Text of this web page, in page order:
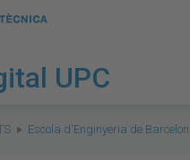
UPC
Escola d'Enginyeria de